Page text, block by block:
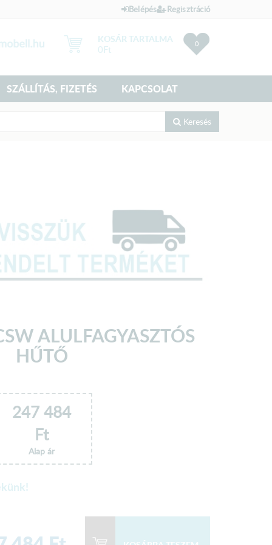
Belépés Regisztráció
0
KOSÁR TARTALMA
0Ft
SZÁLLÍTÁS, FIZETÉS KAPCSOLAT
Keresés
ALULFAGYASZTÓS
HŰTŐ
247 484
Ft
Alap ár